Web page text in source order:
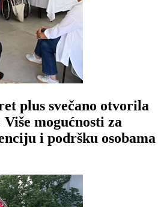
plus svečano otvorila
mogućnosti za
i podršku osobama